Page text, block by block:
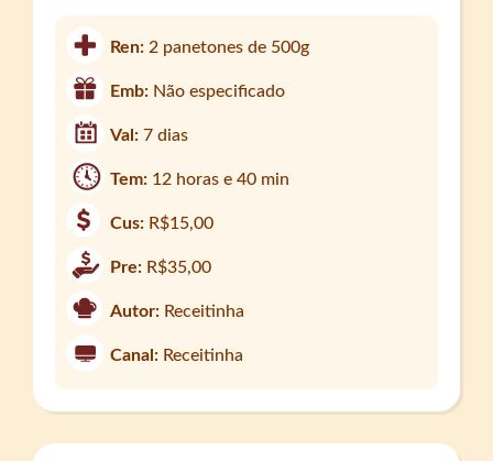
Ren: 2 panetones de 500g
Emb: Não especificado
Val:7 dias
Tem: 12 horas e 40 min
Cus: R$15,00
Pre: R$35,00
Autor: Receitinha
Canal: Receitinha